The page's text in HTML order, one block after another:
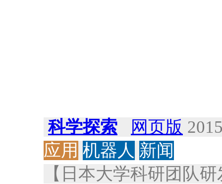
科学探索 网页版
应用 机器人 新闻
【日本大学科研团队